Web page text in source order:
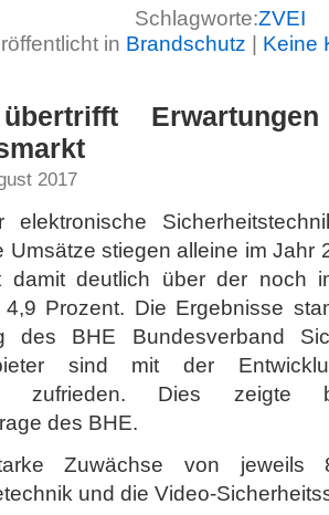
Schlagworte:ZVEI
in Brandschutz | Keine
2017
Umsätze stiegen alleine im Jahr
damit deutlich über der noch
Prozent. Die Ergebnisse
des BHE Bundesverband
sind mit der
zufrieden. Dies zeigte
des BHE.
Zuwächse von
und die Video-